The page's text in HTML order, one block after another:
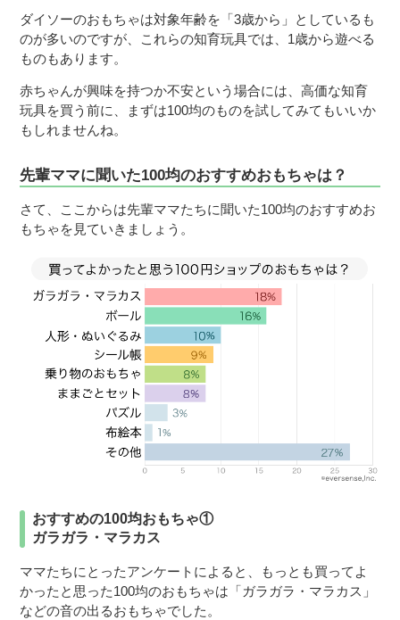
ダイソーのおもちゃは対象年齢を「3歳から」としているも
のが多いのですが、これらの知育玩具では、1歳から遊べる
ものもあります。
赤ちゃんが興味を持つか不安という場合には、高価な知育
玩具を買う前に、まずは100均のものを試してみてもいいか
もしれませんね。
先輩ママに聞いた100均のおすすめおもちゃは？
さて、ここからは先輩ママたちに聞いた100均のおすすめお
もちゃを見ていきましょう。
おすすめの100均おもちゃ①
ガラガラ・マラカス
ママたちにとったアンケートによると、もっとも買ってよ
かったと思った100均のおもちゃは「ガラガラ・マラカス」
などの音の出るおもちゃでした。